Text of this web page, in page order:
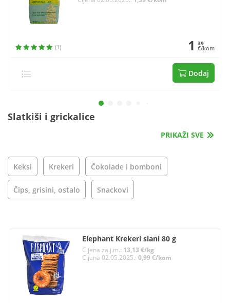
(1) 1 39
€/kom
Dodaj
Slatkiši i grickalice
PRIKAŽI SVE
Keksi Krekeri Čokolade i bomboni
Čips, grisini, ostalo Snackovi
Elephant Krekeri slani 80 g
Cijena za j.m.: 13,13 €/kg
Cijena 02.05.2025.:0,99 €/kom